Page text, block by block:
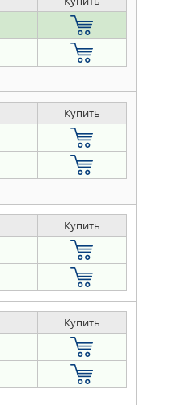
Купить
Купить
Купить